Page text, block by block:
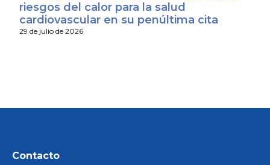
riesgos del calor para la salud
cardiovascular en su penúltima cita
29 de julio de 2026
Contacto